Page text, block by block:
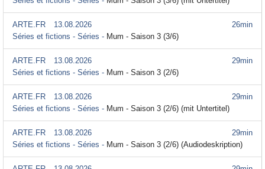
26min
ARTE.FR
13.08.2026
Séries et fictions - Séries - Mum - Saison 3 (3/6)
29min
ARTE.FR
13.08.2026
Séries et fictions - Séries - Mum - Saison 3 (2/6)
29min
ARTE.FR
13.08.2026
Séries et fictions - Séries - Mum - Saison 3 (2/6) (mit Untertitel)
29min
ARTE.FR
13.08.2026
Séries et fictions - Séries - Mum - Saison 3 (2/6) (Audiodeskription)